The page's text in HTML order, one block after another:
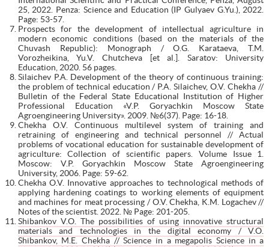
25, 2022. Penza: Science and Education (IP Gulyaev G.Yu.), 2022.
Page: 53-57.
Prospects for the development of intellectual agriculture in
modern economic conditions (based on the materials of the
Chuvash Republic): Monograph / O.G. Karataeva, T.M.
Vorozheikina, Yu.V. Chutcheva [et al.]. Saratov: University
Education, 2020. 56 pages.
Silaichev P.A. Development of the theory of continuous training:
the problem of technical education / P.A. Silaichev, O.V. Chekha //
Bulletin of the Federal State Educational Institution of Higher
Professional Education «V.P. Goryachkin Moscow State
Agroengineering University». 2009. №6(37). Page: 16-18.
Chekha O.V. Continuous multilevel system of training and
retraining of engineering and technical personnel // Actual
problems of vocational education for sustainable development of
agriculture: Collection of scientific papers. Volume Issue 1.
Moscow: V.P. Goryachkin Moscow State Agroengineering
University, 2006. Page: 59-62.
Chekha O.V. Innovative approaches to technological methods of
applying hardening coatings to working elements of equipment
and machines for meat processing / O.V. Chekha, K.M. Logachev //
Notes of the scientist. 2022. № Page: 201-205.
Shibankov V.O. The possibilities of using innovative structural
materials and technologies in the digital economy / V.O.
Shibankov, M.E. Chekha // Science in a megapolis Science in a